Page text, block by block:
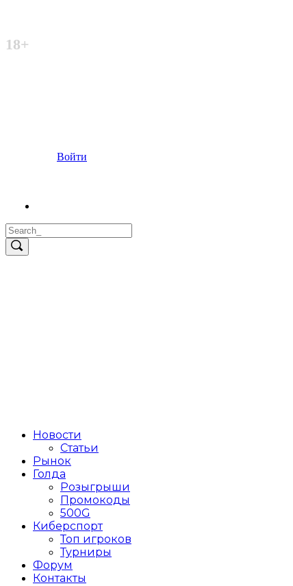
18+
Войти
Новости
Статьи
Рынок
Голда
Розыгрыши
Промокоды
500G
Киберспорт
Топ игроков
Турниры
Форум
Контакты